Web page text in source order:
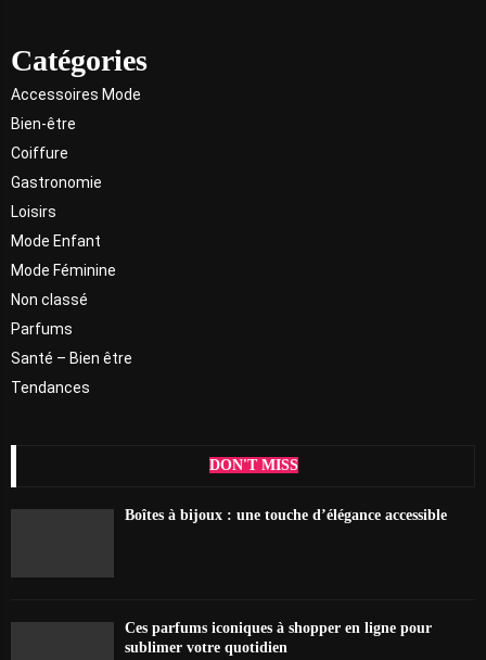
Catégories
Accessoires Mode
Bien-être
Coiffure
Gastronomie
Loisirs
Mode Enfant
Mode Féminine
Non classé
Parfums
Santé – Bien être
Tendances
DON'T MISS
Boîtes à bijoux : une touche d’élégance accessible
Ces parfums iconiques à shopper en ligne pour
sublimer votre quotidien